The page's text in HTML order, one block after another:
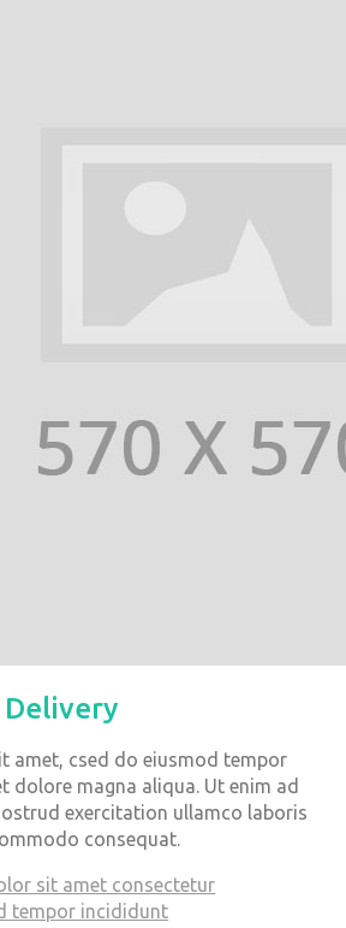
amet, csed do eiusmod tempor
dolore magna aliqua. Ut enim ad
exercitation ullamco laboris
consequat.
sit amet consectetur
tempor incididunt